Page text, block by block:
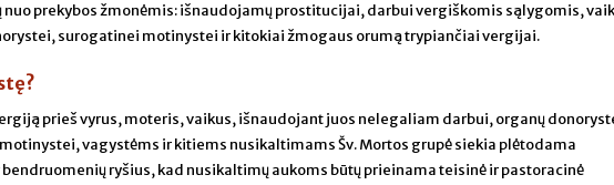
nuo prekybos žmonėmis: išnaudojamų prostitucijai, darbui vergiškomis sąlygomis,
surogatinei motinystei ir kitokiai žmogaus orumą trypiančiai vergijai.
prieš vyrus, moteris, vaikus, išnaudojant juos nelegaliam darbui, organų
vagystėms ir kitiems nusikaltimams Šv. Mortos grupė siekia plėtodama
ryšius, kad nusikaltimų aukoms būtų prieinama teisinė ir pastoracinė